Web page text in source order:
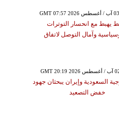
يهبط مع انحسار التوترات
وآمال التوصل لاتفاق
السعودية وإيران يبحثان جهود
خفض التصعيد